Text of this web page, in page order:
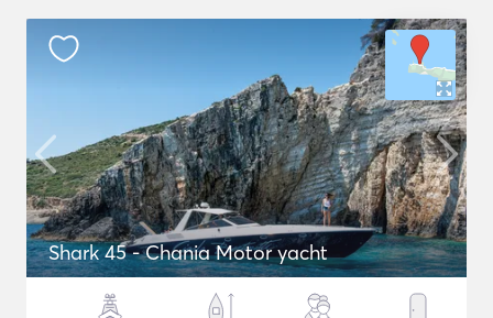
Shark 45 - Chania Motor yacht